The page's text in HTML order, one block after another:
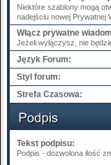
Niektóre szablony mogą
nadejściu nowej Prywatnej
Włącz prywatne
Jeżeli wyłączysz, nie
Język Forum:
Styl forum:
Strefa Czasowa:
Tekst podpisu:
Podpis - dozwolona ilość